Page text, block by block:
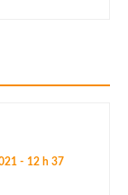
- 12 h 37